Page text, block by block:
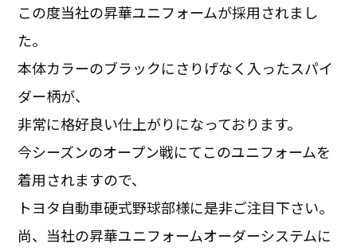
この度当社の昇華ユニフォームが採用されまし
た。
本体カラーのブラックにさりげなく入ったスパイ
ダー柄が、
非常に格好良い仕上がりになっております。
今シーズンのオープン戦にてこのユニフォームを
着用されますので、
トヨタ自動車硬式野球部様に是非ご注目下さい。
尚、当社の昇華ユニフォームオーダーシステムに